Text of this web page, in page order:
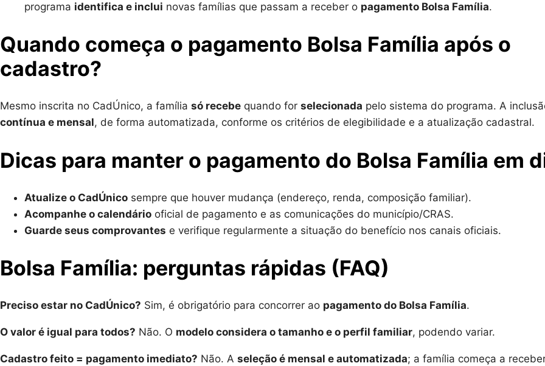
programa identifica e inclui novas famílias que passam a receber o pagamento Bolsa Família.
Quando começa o pagamento Bolsa Família após o
cadastro?
Mesmo inscrita no CadÚnico, a família só recebe quando for selecionada pelo sistema do programa. A
contínua e mensal, de forma automatizada, conforme os critérios de elegibilidade e a atualização cadastral.
Dicas para manter o pagamento do Bolsa Família em
Atualize o CadÚnico sempre que houver mudança (endereço, renda, composição familiar).
Acompanhe o calendário oficial de pagamento e as comunicações do município/CRAS.
Guarde seus comprovantes e verifique regularmente a situação do benefício nos canais oficiais.
Bolsa Família: perguntas rápidas (FAQ)
Preciso estar no CadÚnico? Sim, é obrigatório para concorrer ao pagamento do Bolsa Família.
O valor é igual para todos? Não. O modelo considera o tamanho e o perfil familiar, podendo variar.
Cadastro feito = pagamento imediato? Não. A seleção é mensal e automatizada; a família começa a